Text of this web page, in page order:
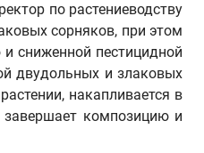
по растениеводству
сорняков, при этом
сниженной пестицидной
двудольных и злаковых
накапливается в
композицию и